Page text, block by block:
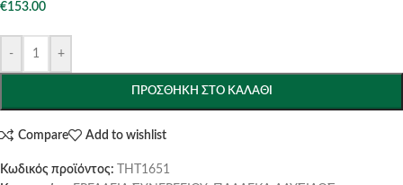
€153.00
- +
ΠΡΟΣΘΉΚΗ ΣΤΟ ΚΑΛΆΘΙ
Compare Add to wishlist
Κωδικός προϊόντος:
THT1651